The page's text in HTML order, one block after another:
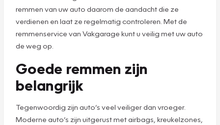
remmen van uw auto daarom de aandacht die ze
verdienen en laat ze regelmatig controleren. Met de
remmenservice van Vakgarage kunt u veilig met uw auto
de weg op.
Goede remmen zijn
belangrijk
Tegenwoordig zijn auto’s veel veiliger dan vroeger.
Moderne auto’s zijn uitgerust met airbags, kreukelzones,